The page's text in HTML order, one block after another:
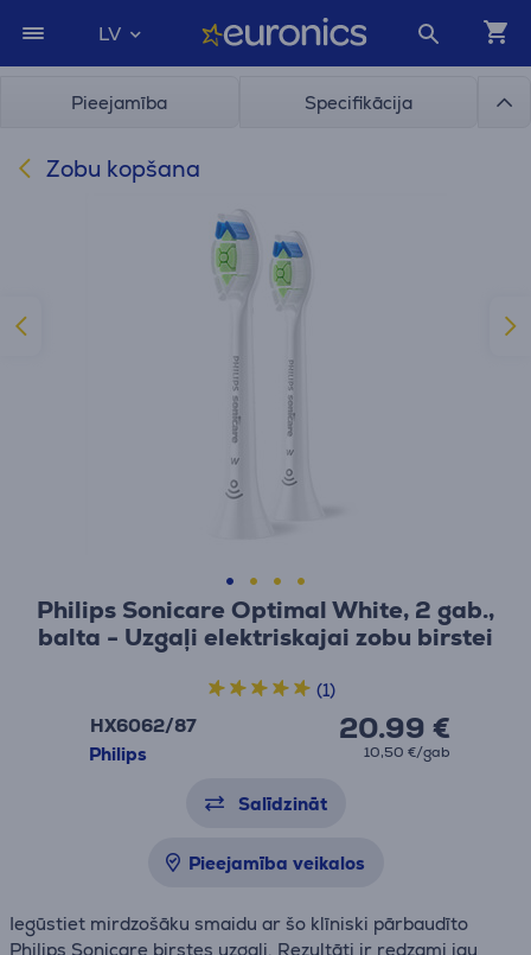
LV
Pieejamība Specifikācija
Zobu kopšana
Philips Sonicare Optimal White, 2 gab.,
balta - Uzgaļi elektriskajai zobu birstei
HX6062/87
Philips
20.99 €
10,50 €/gab
(1)
Salīdzināt
Pieejamība veikalos
Iegūstiet mirdzošāku smaidu ar šo klīniski pārbaudīto
Philips Sonicare birstes uzgali. Rezultāti ir redzami jau